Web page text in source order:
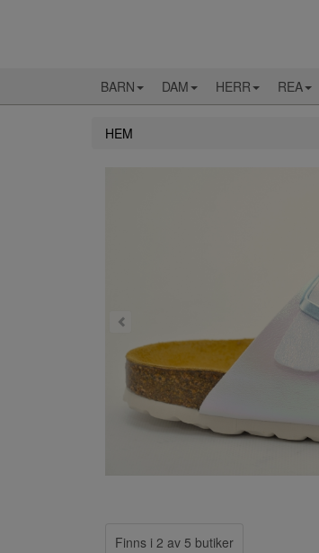
BARN DAM HERR REA
HEM
Finns i 2 av 5 butiker